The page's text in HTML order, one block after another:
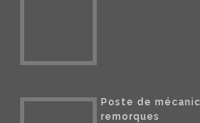
Poste de
remorques